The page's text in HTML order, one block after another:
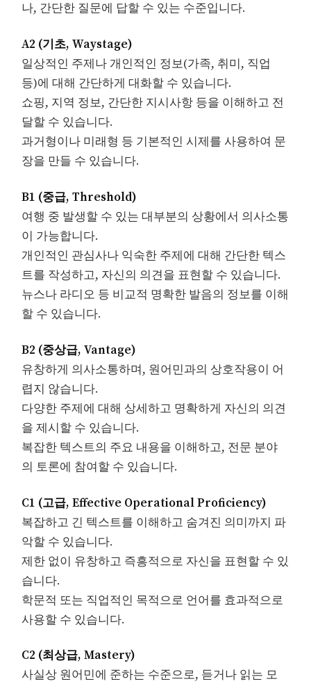
나, 간단한 질문에 답할 수 있는 수준입니다.
A2 (기초, Waystage)
일상적인 주제나 개인적인 정보(가족, 취미, 직업
등)에 대해 간단하게 대화할 수 있습니다.
쇼핑, 지역 정보, 간단한 지시사항 등을 이해하고 전
달할 수 있습니다.
과거형이나 미래형 등 기본적인 시제를 사용하여 문
장을 만들 수 있습니다.
B1 (중급, Threshold)
여행 중 발생할 수 있는 대부분의 상황에서 의사소통
이 가능합니다.
개인적인 관심사나 익숙한 주제에 대해 간단한 텍스
트를 작성하고, 자신의 의견을 표현할 수 있습니다.
뉴스나 라디오 등 비교적 명확한 발음의 정보를 이해
할 수 있습니다.
B2 (중상급, Vantage)
유창하게 의사소통하며, 원어민과의 상호작용이 어
렵지 않습니다.
다양한 주제에 대해 상세하고 명확하게 자신의 의견
을 제시할 수 있습니다.
복잡한 텍스트의 주요 내용을 이해하고, 전문 분야
의 토론에 참여할 수 있습니다.
C1 (고급, Effective Operational Proficiency)
복잡하고 긴 텍스트를 이해하고 숨겨진 의미까지 파
악할 수 있습니다.
제한 없이 유창하고 즉흥적으로 자신을 표현할 수 있
습니다.
학문적 또는 직업적인 목적으로 언어를 효과적으로
사용할 수 있습니다.
C2 (최상급, Mastery)
사실상 원어민에 준하는 수준으로, 듣거나 읽는 모